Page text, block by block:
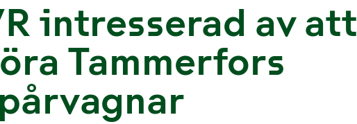
intresserad av att
Tammerfors